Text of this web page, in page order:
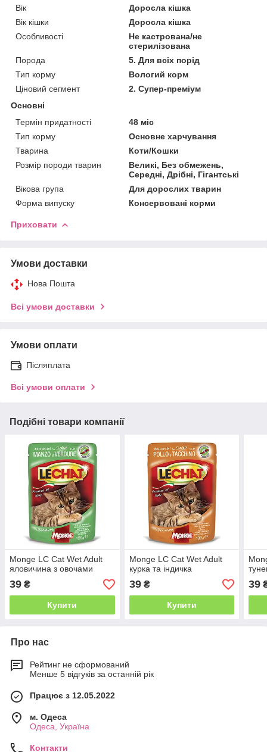
Вік
Доросла кішка
Вік кішки
Доросла кішка
Особливості
Не кастрована/не
стерилізована
Порода
5. Для всіх порід
Тип корму
Вологий корм
Ціновий сегмент
2. Супер-преміум
Основні
Термін придатності
48 міс
Тип корму
Основне харчування
Тварина
Коти/Кошки
Розмір породи тварин
Великі, Без обмежень,
Середні, Дрібні, Гігантські
Вікова група
Для дорослих тварин
Форма випуску
Консервовані корми
Приховати
Умови доставки
Нова Пошта
Всі умови доставки
Умови оплати
Післяплата
Всі умови оплати
Подібні товари компанії
Monge LC Cat Wet Adult
яловичина з овочами
39 ₴
Купити
Monge LC Cat Wet Adult
курка та індичка
39₴
Купити
39
Про нас
Рейтинг не сформований
Менше 5 відгуків за останній рік
Працює з 12.05.2022
м. Одеса
Одеса, Україна
Контакти